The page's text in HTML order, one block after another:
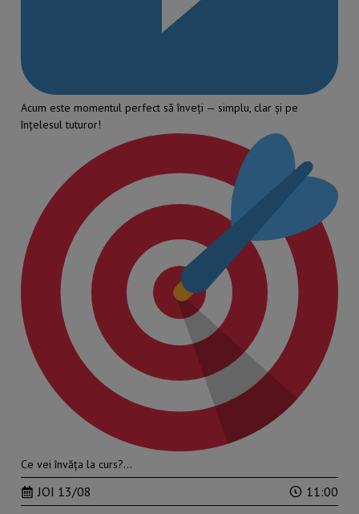
Acum este momentul perfect să înveți — simplu, clar și pe
înțelesul tuturor!
Ce vei învăța la curs?…
JOI 13/08
11:00